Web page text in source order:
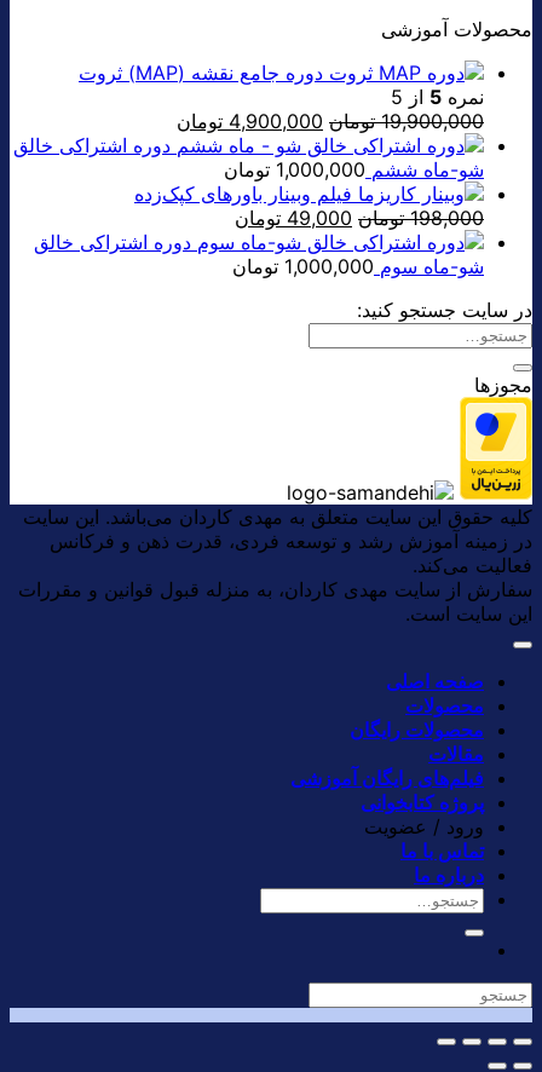
محصولات آموزشی
دوره جامع نقشه (MAP) ثروت
نمره 5 از 5
19,900,000 تومان قیمت
اصلی:
بود.
4,900,000 تومان
فعلی:
دوره اشتراکی خالق
شو-ماه ششم 1,000,000 تومان
فیلم وبینار باورهای کپک‌زده
198,000 تومان قیمت
اصلی:
198,000 تومان
49,000 تومان
فعلی:
49,000 تومان.
دوره اشتراکی خالق
شو-ماه سوم 1,000,000 تومان
در سایت جستجو کنید:
مجوزها
کلیه حقوق این سایت متعلق به مهدی کاردان می‌باشد. این سایت
در زمینه آموزش رشد و توسعه فردی، قدرت ذهن و فرکانس
فعالیت می‌کند.
سفارش از سایت مهدی کاردان، به منزله قبول قوانین و مقررات
این سایت است.
صفحه اصلی
محصولات
محصولات رایگان
مقالات
فیلم‌های رایگان آموزشی
پروژه کتابخوانی
ورود / عضویت
تماس با ما
درباره ما
جستجو